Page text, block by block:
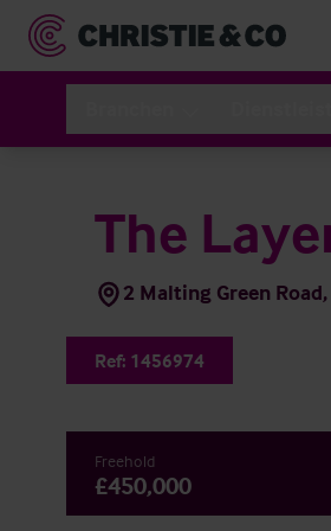
The
2 Malting Green
Ref: 1456974
Freehold
£450,000